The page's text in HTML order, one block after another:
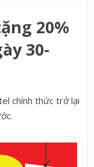
20%
30-
chính thức trở lại